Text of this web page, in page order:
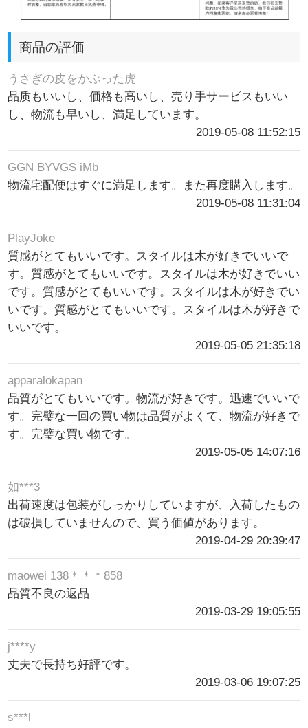
商品の評価
うさぎの皮をかぶった虎
品质もいいし、価格も高いし、売り手サービスもいい
し、物流も早いし、満足しています。
2019-05-08 11:52:15
GGN BYVGS iMb
物流宅配便はすぐに満足します。また再度購入します。
2019-05-08 11:31:04
PlayJoke
質感がとてもいいです。スタイルは木が好きでいいで
す。質感がとてもいいです。スタイルは木が好きでいい
です。質感がとてもいいです。スタイルは木が好きでい
いです。質感がとてもいいです。スタイルは木が好きで
いいです。
2019-05-05 21:35:18
apparalokapan
品質がとてもいいです。物流が好きです。迅速でいいで
す。完璧な一回の買い物は品質がよくて、物流が好きで
す。完璧な買い物です。
2019-05-05 14:07:16
如***3
出荷速度は包装がしっかりしていますが、入荷したもの
は破損していませんので、買う価値があります。
2019-04-29 20:39:47
maowei 138＊＊＊858
品質不良の返品
2019-03-29 19:05:55
j****y
丈夫で長持ち好評です。
2019-03-06 19:07:25
s***l